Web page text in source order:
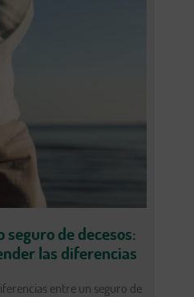
seguro de decesos:
las diferencias
entre un seguro de